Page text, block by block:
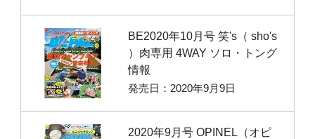
BE2020年10月号 笑's（ sho's
）肉専用 4WAY ソロ・トング
情報
発売日：2020年9月9日
2020年9月号 OPINEL（オピ